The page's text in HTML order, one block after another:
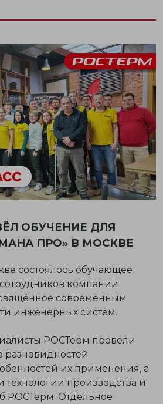
ОБУЧЕНИЕ ДЛЯ
ПРО» В МОСКВЕ
состоялось обучающее
компании
современным
инженерных систем.
РОСТерм провели
их применения, а
технологии производства и
РОСТерм. Отдельное